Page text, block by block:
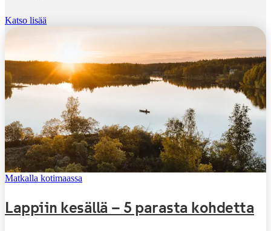
Katso lisää
Matkalla kotimaassa
Lappiin kesällä – 5 parasta kohdetta